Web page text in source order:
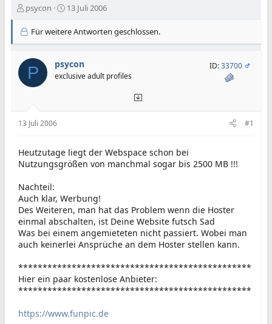
E
s
l
e
psycon
E
s
l
l
13 Juli 2006
Für weitere Antworten geschlossen.
P psycon
exclusive adult profiles
ID:33700
13 Juli 2006 #1
Heutzutage liegt der Webspace schon bei
Nutzungsgrößen von manchmal sogar bis 2500 MB !!!
Nachteil:
Auch klar, Werbung!
Des Weiteren, man hat das Problem wenn die Hoster
einmal abschalten, ist Deine Website futsch Sad
Was bei einem angemieteten nicht passiert. Wobei man
auch keinerlei Ansprüche an dem Hoster stellen kann.
************************************************
Hier ein paar kostenlose Anbieter:
************************************************
https://www.funpic.de